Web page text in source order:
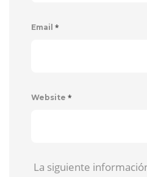
Email *
Website *
La siguiente